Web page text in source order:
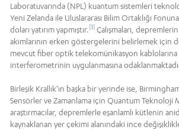
Laboratuvarında (NPL) kuantum sistemleri
Yeni Zelanda ile Uluslararası Bilim Ortaklığı
doları yatırım yapmıştır. [3] Çalışmaları,
akımlarının erken göstergelerini belirlemek için
mevcut fiber optik telekomünikasyon
interferometrinin uygulanmasına
Birleşik Krallık’ın başka bir yerinde ise,
Sensörler ve Zamanlama için Quantum Teknoloji
araştırmacılar, depremlerle eşanlamlı kütlenin
kaynaklanan yer çekimi alanındaki ince